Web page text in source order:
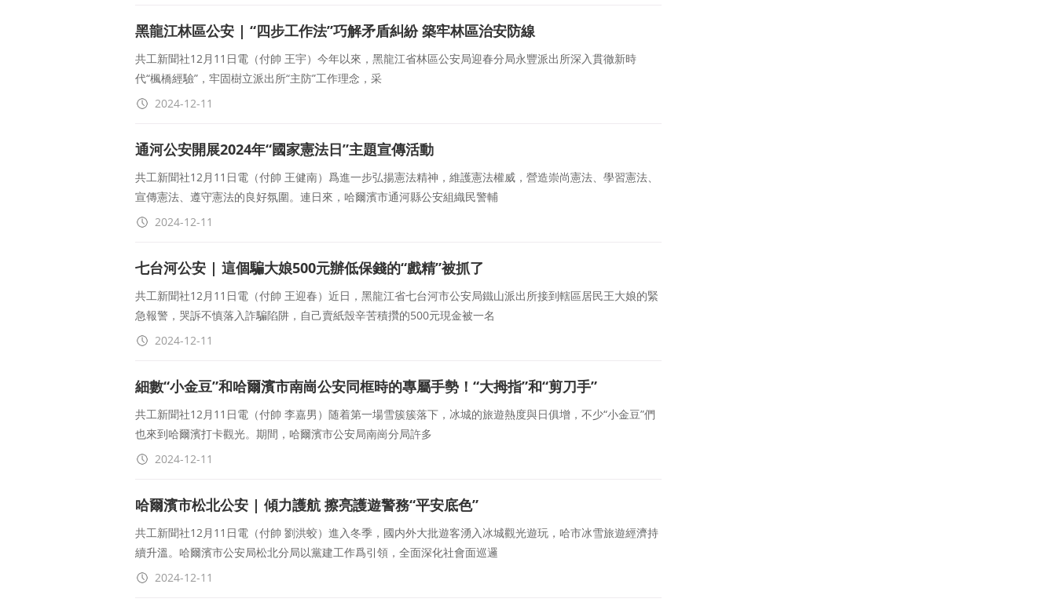
黑龍江林區公安 | “四步工作法”巧解矛盾糾紛 築牢林區治安防線
共工新聞社12月11日電（付帥 王宇）今年以來，黑龍江省林區公安局迎春分局永豐派出所深入貫徹新時
代“楓橋經驗”，牢固樹立派出所“主防”工作理念，采
2024-12-11
通河公安開展2024年“國家憲法日”主題宣傳活動
共工新聞社12月11日電（付帥 王健南）爲進一步弘揚憲法精神，維護憲法權威，營造崇尚憲法、學習憲法、
宣傳憲法、遵守憲法的良好氛圍。連日來，哈爾濱市通河縣公安組織民警輔
2024-12-11
七台河公安 | 這個騙大娘500元辦低保錢的“戲精”被抓了
共工新聞社12月11日電（付帥 王迎春）近日，黑龍江省七台河市公安局鐵山派出所接到轄區居民王大娘的緊
急報警，哭訴不慎落入詐騙陷阱，自己賣紙殼辛苦積攢的500元現金被一名
2024-12-11
細數“小金豆”和哈爾濱市南崗公安同框時的專屬手勢！“大拇指”和“剪刀手”
共工新聞社12月11日電（付帥 李嘉男）随着第一場雪簇簇落下，冰城的旅遊熱度與日俱增，不少“小金豆”們
也來到哈爾濱打卡觀光。期間，哈爾濱市公安局南崗分局許多
2024-12-11
哈爾濱市松北公安 | 傾力護航 擦亮護遊警務“平安底色”
共工新聞社12月11日電（付帥 劉洪蛟）進入冬季，國内外大批遊客湧入冰城觀光遊玩，哈市冰雪旅遊經濟持
續升溫。哈爾濱市公安局松北分局以黨建工作爲引領，全面深化社會面巡邏
2024-12-11